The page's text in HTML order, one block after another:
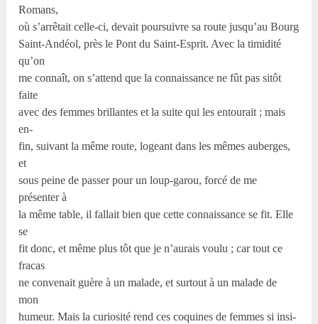
Romans,
où s’arrêtait celle-ci, devait poursuivre sa route jusqu’au Bourg
Saint-Andéol, près le Pont du Saint-Esprit. Avec la timidité
qu’on
me connaît, on s’attend que la connaissance ne fût pas sitôt
faite
avec des femmes brillantes et la suite qui les entourait ; mais
en-
fin, suivant la même route, logeant dans les mêmes auberges,
et
sous peine de passer pour un loup-garou, forcé de me
présenter à
la même table, il fallait bien que cette connaissance se fit. Elle
se
fit donc, et même plus tôt que je n’aurais voulu ; car tout ce
fracas
ne convenait guère à un malade, et surtout à un malade de
mon
humeur. Mais la curiosité rend ces coquines de femmes si insi-